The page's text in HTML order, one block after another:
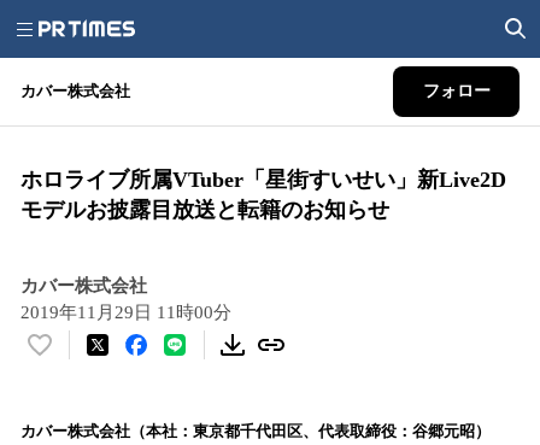
カバー株式会社 フォロー
ホロライブ所属VTuber「星街すいせい」新Live2D
モデルお披露目放送と転籍のお知らせ
カバー株式会社
2019年11月29日 11時00分
い
！
カバー株式会社（本社：東京都千代田区、代表取締役：谷郷元昭）